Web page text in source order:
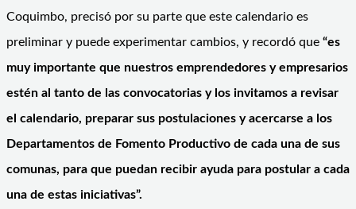
Coquimbo, precisó por su parte que este calendario es
preliminar y puede experimentar cambios, y recordó que “es
muy importante que nuestros emprendedores y empresarios
estén al tanto de las convocatorias y los invitamos a revisar
el calendario, preparar sus postulaciones y acercarse a los
Departamentos de Fomento Productivo de cada una de sus
comunas, para que puedan recibir ayuda para postular a cada
una de estas iniciativas”.